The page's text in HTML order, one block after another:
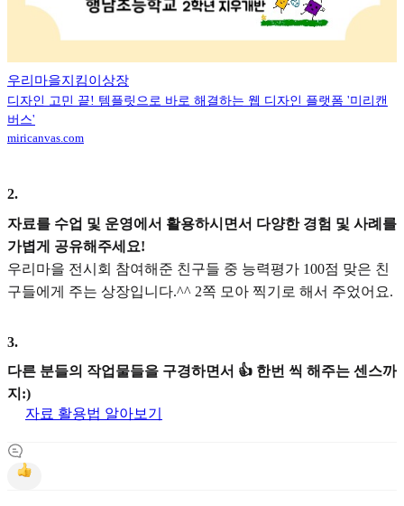
우리마을지킴이상장
디자인 고민 끝! 템플릿으로 바로 해결하는 웹 디자인 플랫폼 '미리캔
버스'
miricanvas.com
2.
자료를 수업 및 운영에서 활용하시면서 다양한 경험 및 사례를
가볍게 공유해주세요!
우리마을 전시회 참여해준 친구들 중 능력평가 100점 맞은 친
구들에게 주는 상장입니다.^^ 2쪽 모아 찍기로 해서 주었어요.
3.
다른 분들의 작업물들을 구경하면서 👍 한번 씩 해주는 센스까
지:)
자료 활용법 알아보기